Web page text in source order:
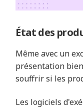
État des
Même avec un
présentation
souffrir si les
Les logiciels